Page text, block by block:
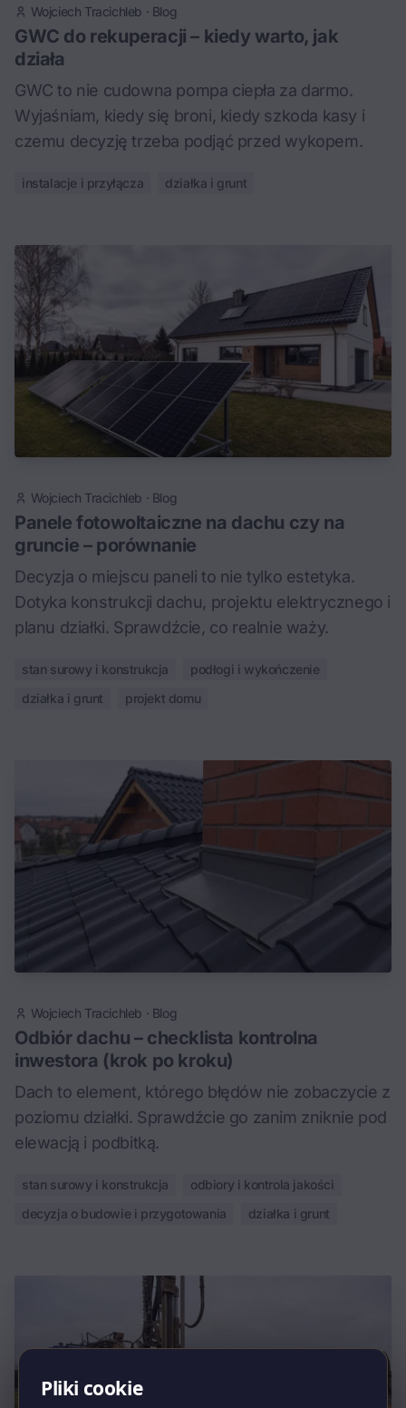
Wojciech Tracichleb · Blog
GWC do rekuperacji – kiedy warto, jak
działa
GWC to nie cudowna pompa ciepła za darmo.
Wyjaśniam, kiedy się broni, kiedy szkoda kasy i
czemu decyzję trzeba podjąć przed wykopem.
instalacje i przyłącza działka i grunt
Wojciech Tracichleb · Blog
Panele fotowoltaiczne na dachu czy na
gruncie – porównanie
Decyzja o miejscu paneli to nie tylko estetyka.
Dotyka konstrukcji dachu, projektu elektrycznego i
planu działki. Sprawdźcie, co realnie waży.
stan surowy i konstrukcja
podłogi i wykończenie
działka i grunt
projekt domu
Wojciech Tracichleb · Blog
Odbiór dachu – checklista kontrolna
inwestora (krok po kroku)
Dach to element, którego błędów nie zobaczycie z
poziomu działki. Sprawdźcie go zanim zniknie pod
elewacją i podbitką.
stan surowy i konstrukcja
odbiory i kontrola jakości
decyzja o budowie i przygotowania
działka i grunt
Pliki cookie